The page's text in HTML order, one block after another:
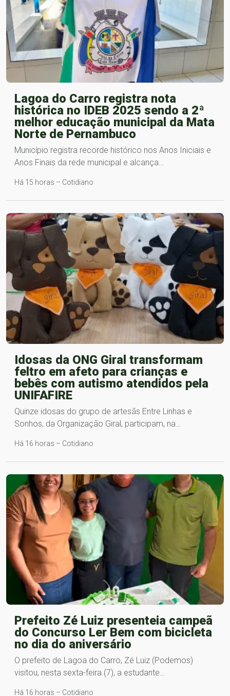
Lagoa do Carro registra nota
histórica no IDEB 2025 sendo a 2ª
melhor educação municipal da Mata
Norte de Pernambuco
Município registra recorde histórico nos Anos Iniciais e
Anos Finais da rede municipal e alcança…
Há 15 horas – Cotidiano
Idosas da ONG Giral transformam
feltro em afeto para crianças e
bebês com autismo atendidos pela
UNIFAFIRE
Quinze idosas do grupo de artesãs Entre Linhas e
Sonhos, da Organização Giral, participam, na…
Há 16 horas – Cotidiano
Prefeito Zé Luiz presenteia campeã
do Concurso Ler Bem com bicicleta
no dia do aniversário
O prefeito de Lagoa do Carro, Zé Luiz (Podemos)
visitou, nesta sexta-feira (7), a estudante…
Há 16 horas – Cotidiano